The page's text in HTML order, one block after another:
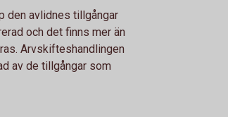
den avlidnes tillgångar
och det finns mer än
Arvskifteshandlingen
av de tillgångar som